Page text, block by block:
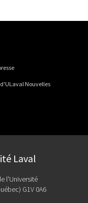
Nouvelles
Laval
l'Université
G1V 0A6